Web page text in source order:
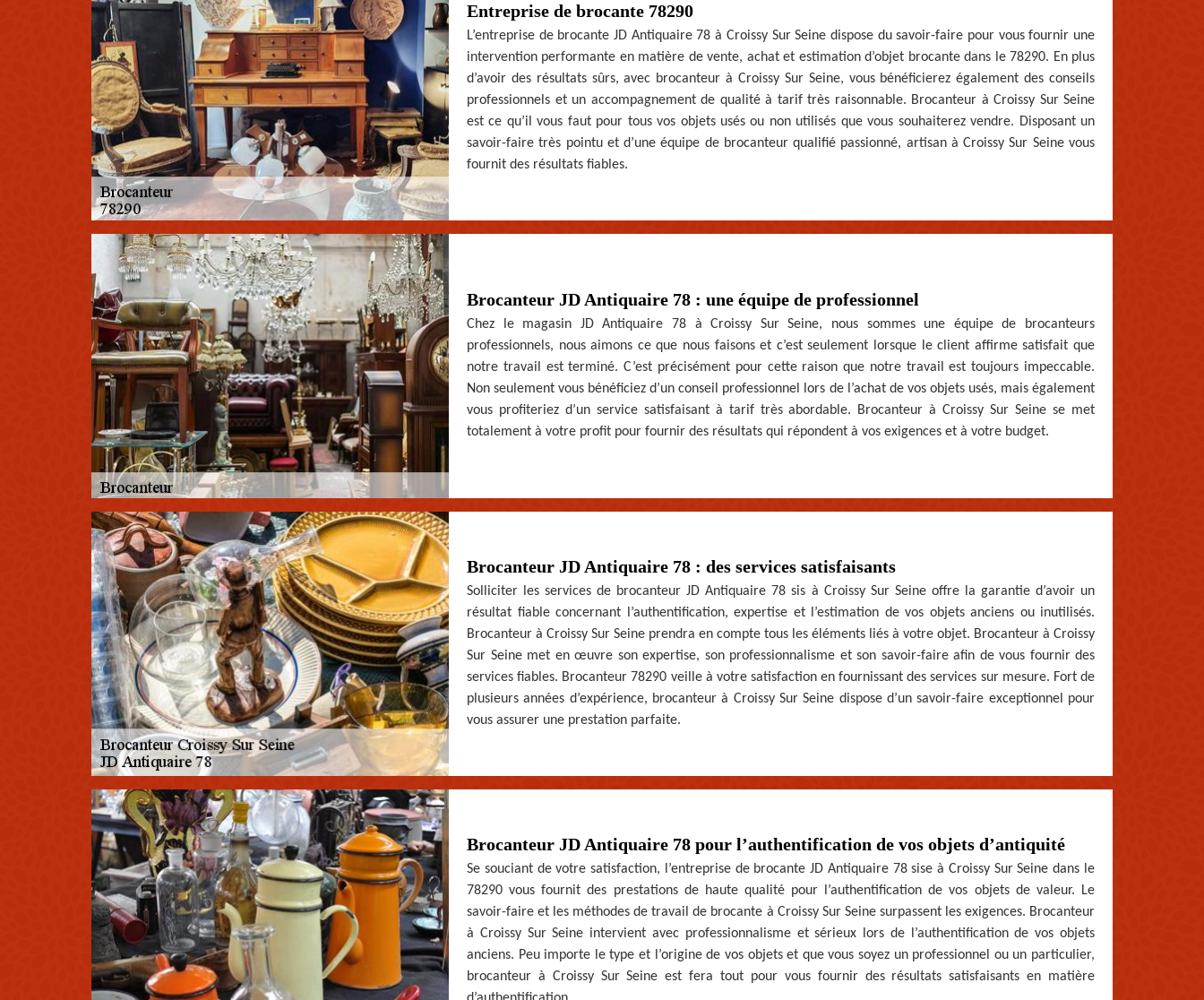
Entreprise de brocante 78290
L’entreprise de brocante JD Antiquaire 78 à Croissy Sur Seine dispose du savoir-faire pour vous fournir une
intervention performante en matière de vente, achat et estimation d’objet brocante dans le 78290. En plus
d’avoir des résultats sûrs, avec brocanteur à Croissy Sur Seine, vous bénéficierez également des conseils
professionnels et un accompagnement de qualité à tarif très raisonnable. Brocanteur à Croissy Sur Seine
est ce qu’il vous faut pour tous vos objets usés ou non utilisés que vous souhaiterez vendre. Disposant un
savoir-faire très pointu et d’une équipe de brocanteur qualifié passionné, artisan à Croissy Sur Seine vous
fournit des résultats fiables.
Brocanteur JD Antiquaire 78 : une équipe de professionnel
Chez le magasin JD Antiquaire 78 à Croissy Sur Seine, nous sommes une équipe de brocanteurs
professionnels, nous aimons ce que nous faisons et c’est seulement lorsque le client affirme satisfait que
notre travail est terminé. C’est précisément pour cette raison que notre travail est toujours impeccable.
Non seulement vous bénéficiez d’un conseil professionnel lors de l’achat de vos objets usés, mais également
vous profiteriez d’un service satisfaisant à tarif très abordable. Brocanteur à Croissy Sur Seine se met
totalement à votre profit pour fournir des résultats qui répondent à vos exigences et à votre budget.
Brocanteur JD Antiquaire 78 : des services satisfaisants
Solliciter les services de brocanteur JD Antiquaire 78 sis à Croissy Sur Seine offre la garantie d’avoir un
résultat fiable concernant l’authentification, expertise et l’estimation de vos objets anciens ou inutilisés.
Brocanteur à Croissy Sur Seine prendra en compte tous les éléments liés à votre objet. Brocanteur à Croissy
Sur Seine met en œuvre son expertise, son professionnalisme et son savoir-faire afin de vous fournir des
services fiables. Brocanteur 78290 veille à votre satisfaction en fournissant des services sur mesure. Fort de
plusieurs années d’expérience, brocanteur à Croissy Sur Seine dispose d’un savoir-faire exceptionnel pour
vous assurer une prestation parfaite.
Brocanteur JD Antiquaire 78 pour l’authentification de vos objets d’antiquité
Se souciant de votre satisfaction, l’entreprise de brocante JD Antiquaire 78 sise à Croissy Sur Seine dans le
78290 vous fournit des prestations de haute qualité pour l’authentification de vos objets de valeur. Le
savoir-faire et les méthodes de travail de brocante à Croissy Sur Seine surpassent les exigences. Brocanteur
à Croissy Sur Seine intervient avec professionnalisme et sérieux lors de l’authentification de vos objets
anciens. Peu importe le type et l’origine de vos objets et que vous soyez un professionnel ou un particulier,
brocanteur à Croissy Sur Seine est fera tout pour vous fournir des résultats satisfaisants en matière